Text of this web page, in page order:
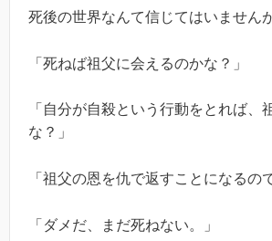
死後の世界なんて信じてはいませんが
「死ねば祖父に会えるのかな？」
「自分が自殺という行動をとれば、
な？」
「祖父の恩を仇で返すことになるの
「ダメだ、まだ死ねない。」